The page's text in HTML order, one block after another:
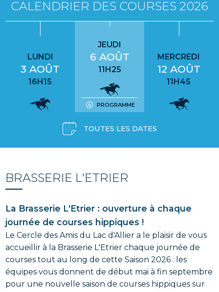
CALENDRIER DES COURSES 2026
LUNDI
3 AOÛT
16H15
JEUDI
6 AOÛT
11H25
PROGRAMME
MERCREDI
12 AOÛT
11H45
TOUTES LES DATES
BRASSERIE L'ETRIER
La Brasserie L'Etrier : ouverture à chaque
journée de courses hippiques !
Le Cercle des Amis du Lac d'Allier a le plaisir de vous
accueillir à la Brasserie L'Etrier chaque journée de
courses tout au long de cette Saison 2026 : les
équipes vous donnent de début mai à fin septembre
pour une nouvelle saison de courses hippiques sur